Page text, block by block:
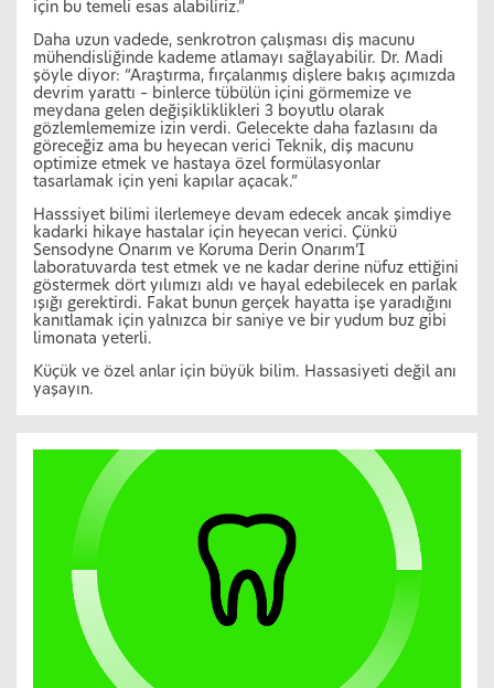
için bu temeli esas alabiliriz.”
Daha uzun vadede, senkrotron çalışması diş macunu
mühendisliğinde kademe atlamayı sağlayabilir. Dr. Madi
şöyle diyor: “Araştırma, fırçalanmış dişlere bakış açımızda
devrim yarattı – binlerce tübülün içini görmemize ve
meydana gelen değişikliklikleri 3 boyutlu olarak
gözlemlememize izin verdi. Gelecekte daha fazlasını da
göreceğiz ama bu heyecan verici Teknik, diş macunu
optimize etmek ve hastaya özel formülasyonlar
tasarlamak için yeni kapılar açacak.”
Hasssiyet bilimi ilerlemeye devam edecek ancak şimdiye
kadarki hikaye hastalar için heyecan verici. Çünkü
Sensodyne Onarım ve Koruma Derin Onarım’I
laboratuvarda test etmek ve ne kadar derine nüfuz ettiğini
göstermek dört yılımızı aldı ve hayal edebilecek en parlak
ışığı gerektirdi. Fakat bunun gerçek hayatta işe yaradığını
kanıtlamak için yalnızca bir saniye ve bir yudum buz gibi
limonata yeterli.
Küçük ve özel anlar için büyük bilim. Hassasiyeti değil anı
yaşayın.